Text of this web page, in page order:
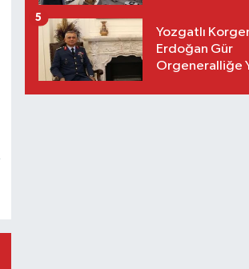
Yozgatlı
Erdoğan Gür
Orgeneralliğe
5